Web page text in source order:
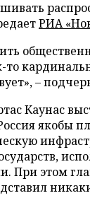
РИА
то
–
Каунас
якобы
При этом